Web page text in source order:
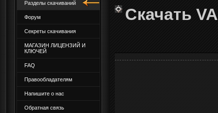
Разделы скачиваний
Форум
Секреты скачивания
МАГАЗИН ЛИЦЕНЗИЙ И
КЛЮЧЕЙ
FAQ
Правообладателям
Напишите о нас
Обратная связь
Скачать